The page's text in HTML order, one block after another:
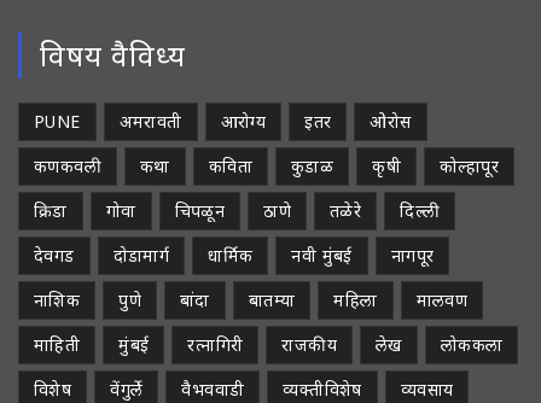
विषय वैविध्य
PUNE अमरावती आरोग्य इतर
ओरोस
कणकवली
कथा कविता कुडाळ कृषी
कोल्हापूर
क्रिडा
गोवा चिपळून ठाणे तळेरे
दिल्ली
देवगड
दोडामार्ग धार्मिक नवी मुंबई
नागपूर
नाशिक
पुणे बांदा बातम्या महिला
मालवण
माहिती
मुंबई रत्नागिरी राजकीय लेख
लोककला
विशेष
वेंगुर्ले वैभववाडी व्यक्तीविशेष
व्यवसाय